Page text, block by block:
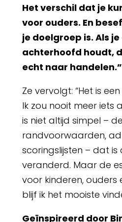
Het verschil dat je
voor ouders. En
je doelgroep is. Als
achterhoofd houdt,
echt naar handelen.”
Ze vervolgt: “Het is
Ik zou nooit meer iets
is niet altijd simpel – de
randvoorwaarden,
scoringslijsten – dat
veranderd. Maar de
voor kinderen, ouders
blijf ik het mooiste
Geïnspireerd door